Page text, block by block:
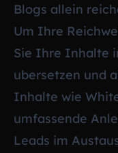
Blogs allein
Um Ihre
Sie Ihre Inhalte
ubersetzen und
Inhalte wie
umfassende
Leads im